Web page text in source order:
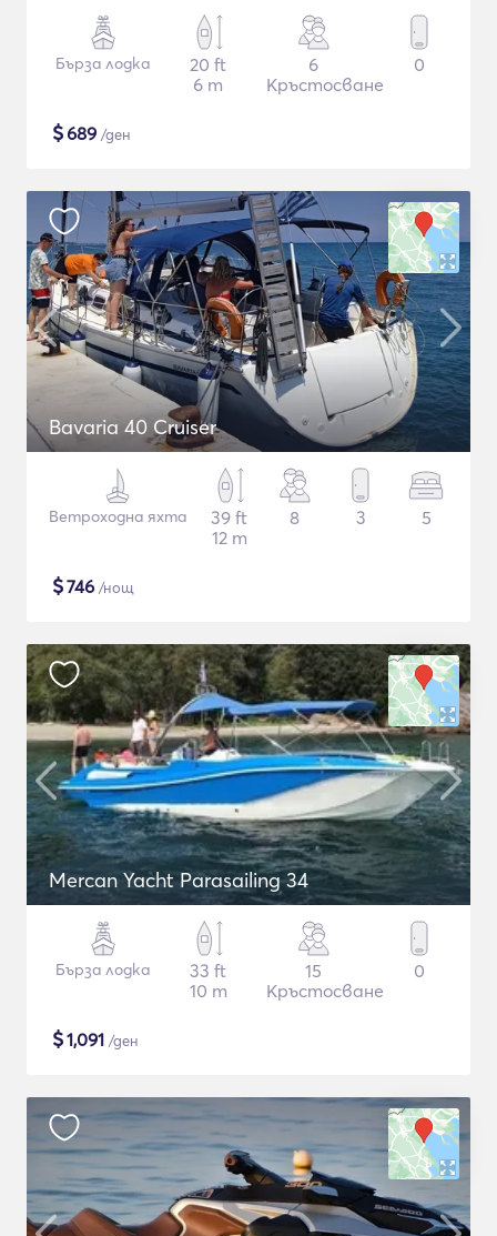
Бърза лодка
20 ft
6 m
6
Кръстосване
0
$689 /ден
Bavaria 40 Cruiser
Ветроходна яхта
39 ft
12 m
8 3 5
$746 /нощ
Mercan Yacht Parasailing 34
Бърза лодка
33 ft
10 m
15
Кръстосване
0
$1,091 /ден